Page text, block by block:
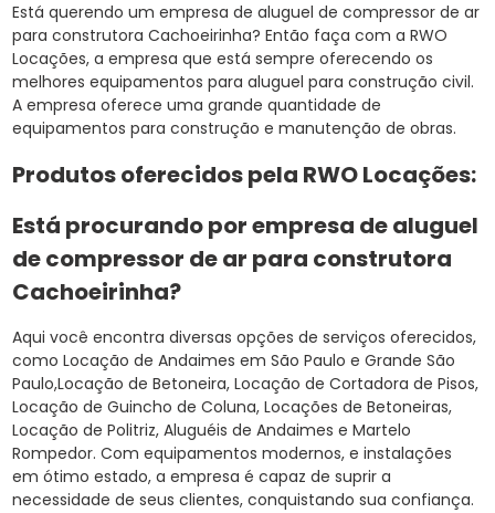
Está querendo um empresa de aluguel de compressor de ar
para construtora Cachoeirinha? Então faça com a RWO
Locações, a empresa que está sempre oferecendo os
melhores equipamentos para aluguel para construção civil.
A empresa oferece uma grande quantidade de
equipamentos para construção e manutenção de obras.
Produtos oferecidos pela RWO Locações:
Está procurando por empresa de aluguel
de compressor de ar para construtora
Cachoeirinha?
Aqui você encontra diversas opções de serviços oferecidos,
como Locação de Andaimes em São Paulo e Grande São
Paulo,Locação de Betoneira, Locação de Cortadora de Pisos,
Locação de Guincho de Coluna, Locações de Betoneiras,
Locação de Politriz, Aluguéis de Andaimes e Martelo
Rompedor. Com equipamentos modernos, e instalações
em ótimo estado, a empresa é capaz de suprir a
necessidade de seus clientes, conquistando sua confiança.